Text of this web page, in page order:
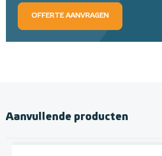
OFFERTE AANVRAGEN
Aanvullende producten